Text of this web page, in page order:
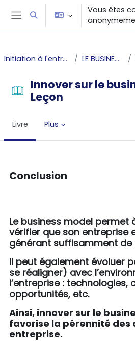
Passer au contenu principal
Panneau latéral
Activer/désactiver la saisie
Vous êtes
Initiation à l'entrepreneuriat LE BUSINESS MODEL
Innover sur le
Leçon
Livre Plus
Conclusion
Le business model permet
vérifier que son entreprise
générant suffisamment de
Il peut également évoluer
se réaligner) avec
l’entreprise : technologies,
opportunités, etc.
Ainsi, innover sur le
favorise la pérennité des
entreprise.